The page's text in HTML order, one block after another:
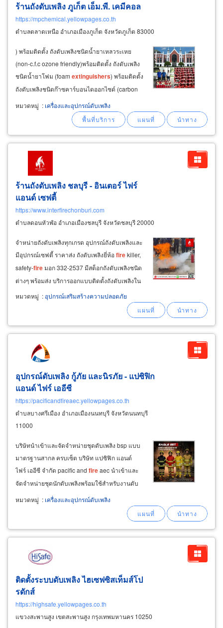
ร้านถังดับเพลิง ภูเก็ต เอ็ม.พี. เคมีคอล
https://mpchemical.yellowpages.co.th
ตำบลตลาดเหนือ อำเภอเมืองภูเก็ต จังหวัดภูเก็ต 83000
) พร้อมติดตั้ง ถังดับเพลิงชนิดน้ำยาเหลวระเหย
(non-c.f.c ozone friendly)พร้อมติดตั้ง ถังดับเพลิง
ชนิดน้ำยาโฟม (foam extinguishers) พร้อมติดตั้ง
ถังดับเพลิงชนิดก๊าซคาร์บอนไดออกไซด์ (carbon
dioxide (co2)extinguishers )พร้อมติดตั้ง ถังดับ
extinguishers)พร้อมติดตั้ง
หมวดหมู่ : เครื่องและอุปกรณ์ดับเพลิง
ร้านถังดับเพลิง ชลบุรี - อินเตอร์ ไฟร์
แอนด์ เซฟตี้
https://www.interfirechonburi.com
ตำบลดอนหัวฬ่อ อำเภอเมืองชลบุรี จังหวัดชลบุรี 20000
จำหน่ายถังดับเพลิงทุกเกรด อุปกรณ์ถังดับเพลิงและ
มีอุปกรณ์เซฟตี้ ราคาส่ง ถังดับเพลิงยี่ห้อfirekiller,
safety-fireมอก 332-2537 มีสต็อกถังดับเพลิงชนิด
ต่างๆ พร้อมส่ง บริการออกแบบติดตั้งถังดับเพลิงใน
พื้นที่ชลบุรี ติดตั้งถังดับเพลิงแบบตู้กระจกและแบบ
แขวนลอย แนะนำวิธีการใช้งานและมีบริการหลัง
หมวดหมู่ : อุปกรณ์เสริมสร้างความปลอดภัย
อุปกรณ์ดับเพลิง กู้ภัย และนิรภัย - แปซิฟิก
แอนด์ ไฟร์ เออีซี
https://pacificandfireaec.yellowpages.co.th
ตำบลบางศรีเมือง อำเภอเมืองนนทบุรี จังหวัดนนทบุรี
11000
บริษัทนำเข้าและจัดจำหน่ายชุดดับเพลิง bsp แบบ
มาตรฐานสากล ครบเซ็ต บริษัท แปซิฟิก แอนด์
ไฟร์ เออีซี จำกัด pacific and fireaec นำเข้าและ
จัดจำหน่ายชุดนักดับเพลิงพร้อมใช้สำหรับงานดับ
เพลิง งานกู้ภัย มีทั้งแบบมาตรฐานและแบบสั่งพิเศษ
มีสเปคให้เลือกหลากหลาย ชุดดับเพลิง bsp แต่ละ
หมวดหมู่ : เครื่องและอุปกรณ์ดับเพลิง
ติดตั้งระบบดับเพลิง ไฮเซฟซิสเท็มส์โป
รดักส์
https://highsafe.yellowpages.co.th
แขวงสะพานสูง เขตสะพานสูง กรุงเทพมหานคร 10250